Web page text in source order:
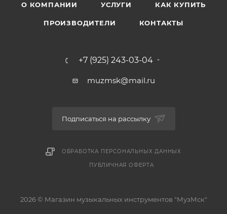
О КОМПАНИИ УСЛУГИ КАК КУПИТЬ
ПРОИЗВОДИТЕЛИ КОНТАКТЫ
+7 (925) 243-03-04
muzmsk@mail.ru
Подписаться на рассылку
ОБРАБОТКА ПЕРСОНАЛЬНЫХ ДАННЫХ
ПУБЛИЧНАЯ ОФЕРТА
2026 © Магазин музыкальных инструментов "МузМск"